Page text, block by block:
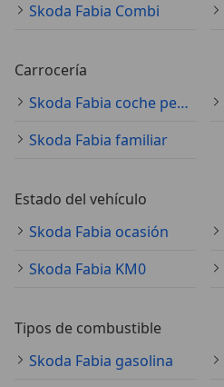
Skoda Fabia Combi
Carrocería
Skoda Fabia coche pequeño
Skoda Fabia familiar
Estado del vehículo
Skoda Fabia ocasión
Skoda Fabia KM0
Tipos de combustible
Skoda Fabia gasolina